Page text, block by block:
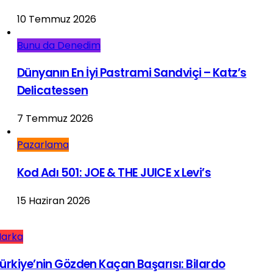
10 Temmuz 2026
Bunu da Denedim
Dünyanın En İyi Pastrami Sandviçi – Katz’s
Delicatessen
7 Temmuz 2026
Pazarlama
Kod Adı 501: JOE & THE JUICE x Levi’s
15 Haziran 2026
Gözden Kaçan Başarısı: Bilardo